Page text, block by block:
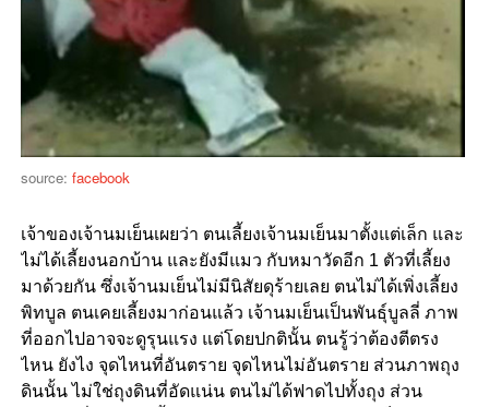
source: facebook
เจ้าของเจ้านมเย็นเผยว่า ตนเลี้ยงเจ้านมเย็นมาตั้งแต่เล็ก และ
ไม่ได้เลี้ยงนอกบ้าน และยังมีแมว กับหมาวัดอีก 1 ตัวที่เลี้ยง
มาด้วยกัน ซึ่งเจ้านมเย็นไม่มีนิสัยดุร้ายเลย ตนไม่ได้เพิ่งเลี้ยง
พิทบูล ตนเคยเลี้ยงมาก่อนแล้ว เจ้านมเย็นเป็นพันธุ์บูลลี่ ภาพ
ที่ออกไปอาจจะดูรุนแรง แต่โดยปกตินั้น ตนรู้ว่าต้องตีตรง
ไหน ยังไง จุดไหนที่อันตราย จุดไหนไม่อันตราย ส่วนภาพถุง
ดินนั้น ไม่ใช่ถุงดินที่อัดแน่น ตนไม่ได้ฟาดไปทั้งถุง ส่วน